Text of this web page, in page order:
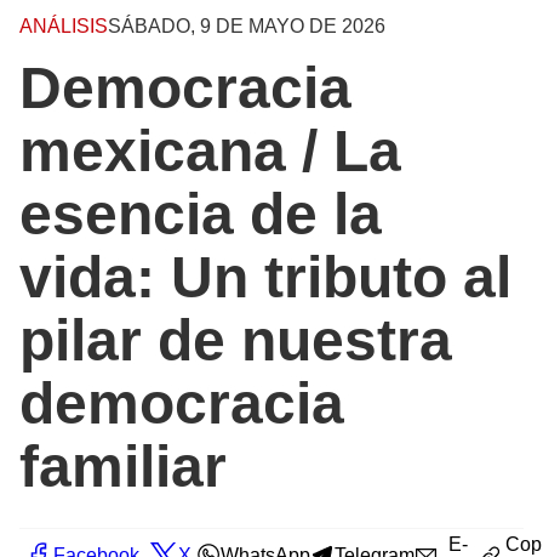
ANÁLISISSÁBADO, 9 DE MAYO DE 2026
Democracia
mexicana / La
esencia de la
vida: Un tributo al
pilar de nuestra
democracia
familiar
E-